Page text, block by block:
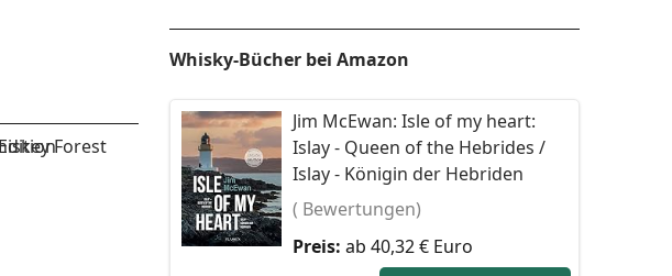
Whisky-Bücher bei Amazon
Jim McEwan: Isle of my heart:
Islay - Queen of the Hebrides /
Islay - Königin der Hebriden
( Bewertungen)
Preis: ab 40,32 € Euro